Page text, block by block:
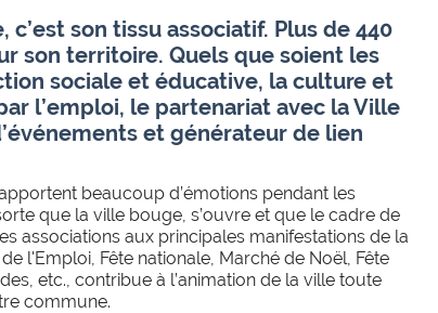
son tissu associatif. Plus de 440
son territoire. Quels que soient les
sociale et éducative, la culture et
l’emploi, le partenariat avec la Ville
et générateur de lien
beaucoup d’émotions pendant les
que la ville bouge, s’ouvre et que le cadre de
associations aux principales manifestations de la
l'Emploi, Fête nationale, Marché de Noël, Fête
etc., contribue à l’animation de la ville toute
commune.